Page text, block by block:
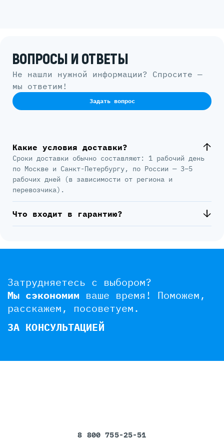
ВОПРОСЫ И ОТВЕТЫ
Не нашли нужной информации? Спросите —
мы ответим!
Задать вопрос
Какие условия доставки?
Сроки доставки обычно составляют: 1 рабочий день
по Москве и Санкт-Петербургу, по России — 3–5
рабочих дней (в зависимости от региона и
перевозчика).
Что входит в гарантию?
Затрудняетесь с выбором?
Мы сэкономим ваше время! Поможем,
расскажем, посоветуем.
ЗА КОНСУЛЬТАЦИЕЙ
8 800 755-25-51